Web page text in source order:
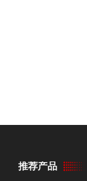
推荐产品